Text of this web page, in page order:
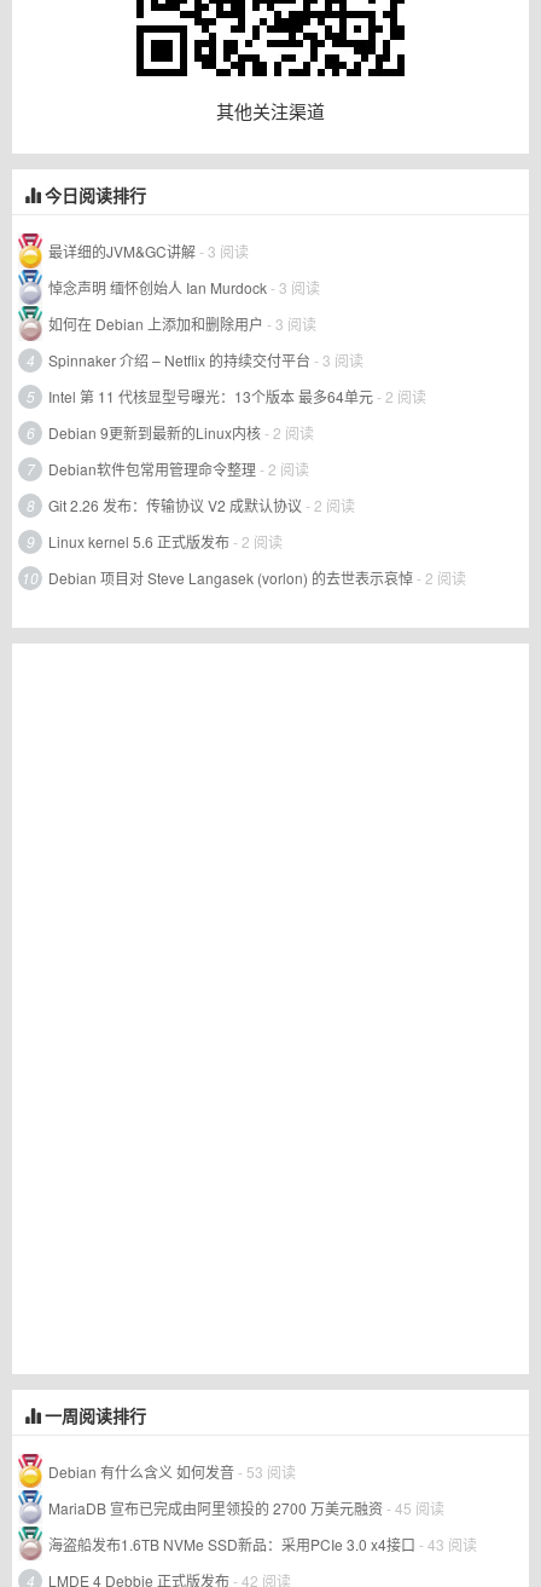
其他关注渠道
今日阅读排行
最详细的JVM&GC讲解- 3 阅读
悼念声明 缅怀创始人 Ian Murdock- 3 阅读
如何在 Debian 上添加和删除用户 - 3 阅读
4
Spinnaker 介绍 – Netflix 的持续交付平台 - 3 阅读
5
Intel 第 11 代核显型号曝光：13个版本 最多64单元- 2 阅读
6
Debian 9更新到最新的Linux内核- 2 阅读
7
Debian软件包常用管理命令整理- 2 阅读
8
Git 2.26 发布：传输协议 V2 成默认协议 - 2 阅读
9
Linux kernel 5.6 正式版发布- 2 阅读
10 Debian 项目对 Steve Langasek (vorlon) 的去世表示哀悼- 2 阅读
一周阅读排行
Debian 有什么含义 如何发音- 53 阅读
MariaDB 宣布已完成由阿里领投的 2700 万美元融资 - 45 阅读
海盗船发布1.6TB NVMe SSD新品：采用PCIe 3.0 x4接口 - 43 阅读
4
LMDE 4 Debbie 正式版发布- 42 阅读